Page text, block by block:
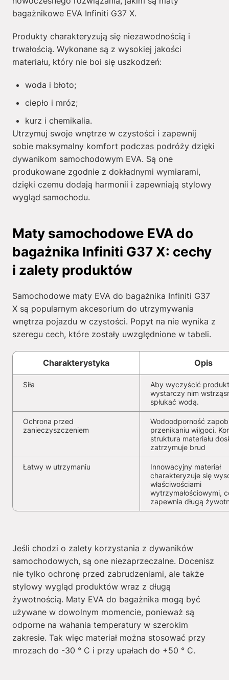
bagażnikowe EVA Infiniti G37 X.
Produkty charakteryzują się niezawodnością i
trwałością. Wykonane są z wysokiej jakości
materiału, który nie boi się uszkodzeń:
woda i błoto;
ciepło i mróz;
kurz i chemikalia.
Utrzymuj swoje wnętrze w czystości i zapewnij
sobie maksymalny komfort podczas podróży dzięki
dywanikom samochodowym EVA. Są one
produkowane zgodnie z dokładnymi wymiarami,
dzięki czemu dodają harmonii i zapewniają stylowy
wygląd samochodu.
Maty samochodowe EVA do
bagażnika Infiniti G37 X: cechy
i zalety produktów
Samochodowe maty EVA do bagażnika Infiniti G37
X są popularnym akcesorium do utrzymywania
wnętrza pojazdu w czystości. Popyt na nie wynika z
szeregu cech, które zostały uwzględnione w tabeli.
Charakterystyka Opis
Siła
Aby wyczyścić
wystarczy nim
spłukać wodą.
Ochrona przed
zanieczyszczeniem
Wodoodporność
przenikaniu wilgoci.
struktura materiału
zatrzymuje brud
Łatwy w utrzymaniu
Innowacyjny materiał
charakteryzuje się
właściwościami
wytrzymałościowymi,
zapewnia długą
Jeśli chodzi o zalety korzystania z dywaników
samochodowych, są one niezaprzeczalne. Docenisz
nie tylko ochronę przed zabrudzeniami, ale także
stylowy wygląd produktów wraz z długą
żywotnością. Maty EVA do bagażnika mogą być
używane w dowolnym momencie, ponieważ są
odporne na wahania temperatury w szerokim
zakresie. Tak więc materiał można stosować przy
mrozach do -30 ° C i przy upałach do +50 ° C.